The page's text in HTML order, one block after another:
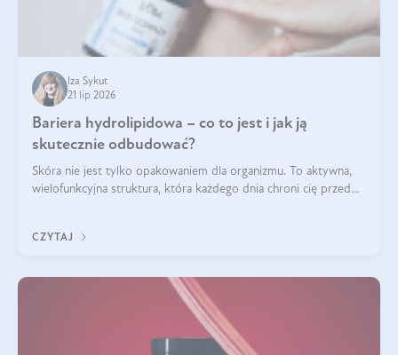
Iza Sykut
21 lip 2026
Bariera hydrolipidowa – co to jest i jak ją
skutecznie odbudować?
Skóra nie jest tylko opakowaniem dla organizmu. To aktywna,
wielofunkcyjna struktura, która każdego dnia chroni cię przed
bariera hydrolipidowa.
CZYTAJ